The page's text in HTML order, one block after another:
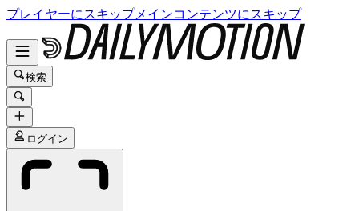
プレイヤーにスキップメインコンテンツにスキップ
検索
ログイン